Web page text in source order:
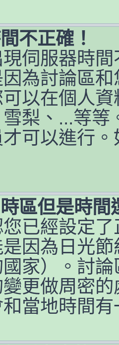
不正確！
伺服器時
為討論區
以在個人
梨、...等
可以進行
區但是時間
已經設定
因為日光
家）。討
更做周密
當地時間